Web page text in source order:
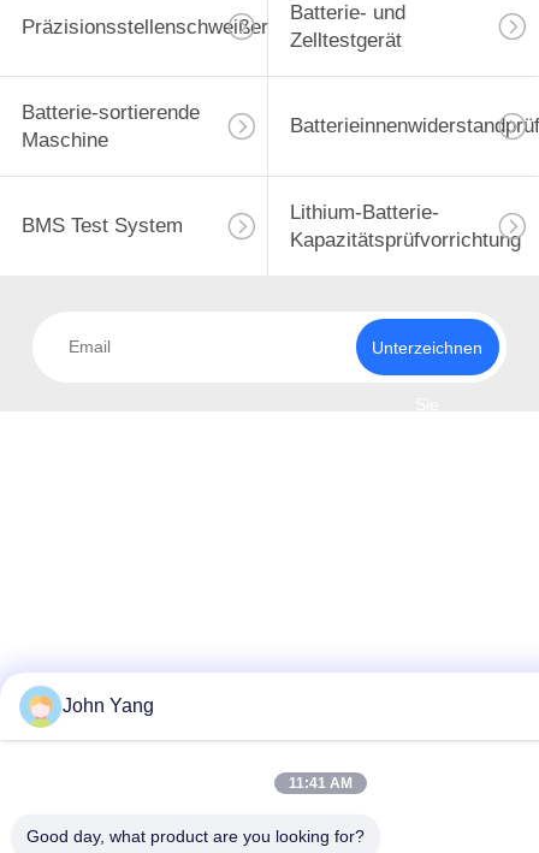
Präzisionsstellenschweißer
Batterie- und
Zelltestgerät
Batterie-sortierende
Maschine
BMS Test System
Lithium-Batterie-
Kapazitätsprüfvorrichtung
Unterzeichnen
John Yang
11:41 AM
Good day, what product are you looking for?